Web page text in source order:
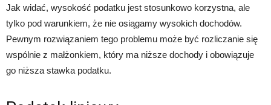
Jak widać, wysokość podatku jest stosunkowo korzystna, ale
tylko pod warunkiem, że nie osiągamy wysokich dochodów.
Pewnym rozwiązaniem tego problemu może być rozliczanie się
wspólnie z małżonkiem, który ma niższe dochody i obowiązuje
go niższa stawka podatku.